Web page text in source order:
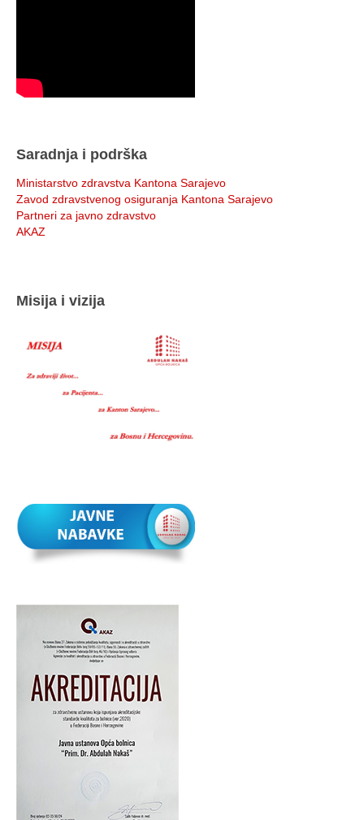
Saradnja i podrška
Ministarstvo zdravstva Kantona Sarajevo
Zavod zdravstvenog osiguranja Kantona Sarajevo
Partneri za javno zdravstvo
AKAZ
Misija i vizija